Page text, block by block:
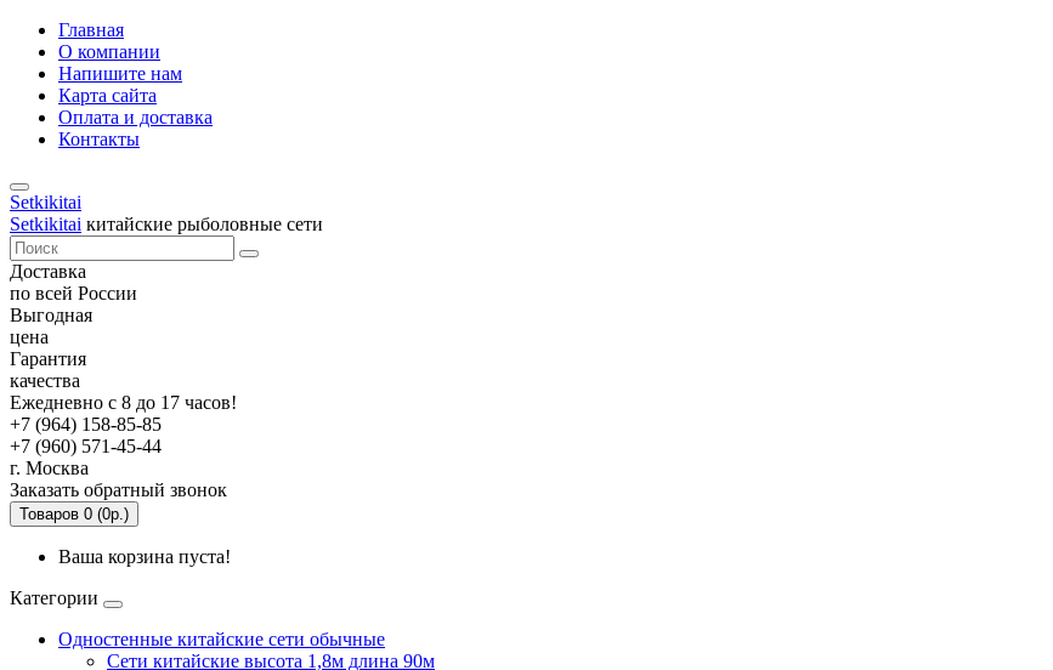
Главная
О компании
Напишите нам
Карта сайта
Оплата и доставка
Контакты
Setkikitai
Setkikitai китайские рыболовные сети
Доставка
по всей России
Выгодная
цена
Гарантия
качества
Ежедневно с 8 до 17 часов!
+7 (964) 158-85-85
+7 (960) 571-45-44
г. Москва
Заказать обратный звонок
Товаров 0 (0р.)
Ваша корзина пуста!
Категории
Одностенные китайские сети обычные
Сети китайские высота 1,8м длина 90м